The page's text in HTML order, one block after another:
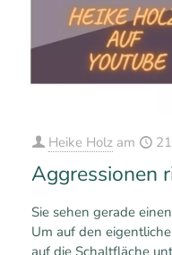
Heike Holz am
Aggressionen
Sie sehen gerade
Um auf den